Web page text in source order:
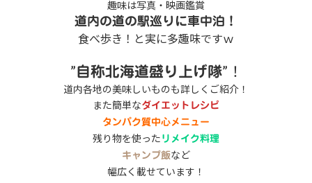
趣味は写真・映画鑑賞
道内の道の駅巡りに車中泊！
食べ歩き！と実に多趣味ですｗ
”自称北海道盛り上げ隊”！
道内各地の美味しいものも詳しくご紹介！
また簡単なダイエットレシピ
タンパク質中心メニュー
残り物を使った リメイク料理
キャンプ飯など
幅広く載せています！